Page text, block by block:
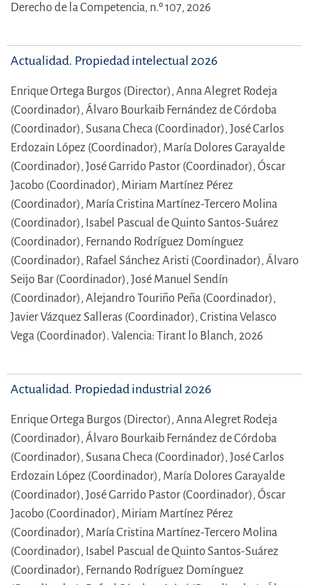
Derecho de la Competencia, n.º 107, 2026
Actualidad. Propiedad intelectual 2026
Enrique Ortega Burgos (Director), Anna Alegret Rodeja
(Coordinador), Álvaro Bourkaib Fernández de Córdoba
(Coordinador), Susana Checa (Coordinador), José Carlos
Erdozain López (Coordinador), María Dolores Garayalde
(Coordinador), José Garrido Pastor (Coordinador), Óscar
Jacobo (Coordinador), Miriam Martínez Pérez
(Coordinador), María Cristina Martínez-Tercero Molina
(Coordinador), Isabel Pascual de Quinto Santos-Suárez
(Coordinador), Fernando Rodríguez Domínguez
(Coordinador), Rafael Sánchez Aristi (Coordinador), Álvaro
Seijo Bar (Coordinador), José Manuel Sendín
(Coordinador), Alejandro Touriño Peña (Coordinador),
Javier Vázquez Salleras (Coordinador), Cristina Velasco
Vega (Coordinador). Valencia: Tirant lo Blanch, 2026
Actualidad. Propiedad industrial 2026
Enrique Ortega Burgos (Director), Anna Alegret Rodeja
(Coordinador), Álvaro Bourkaib Fernández de Córdoba
(Coordinador), Susana Checa (Coordinador), José Carlos
Erdozain López (Coordinador), María Dolores Garayalde
(Coordinador), José Garrido Pastor (Coordinador), Óscar
Jacobo (Coordinador), Miriam Martínez Pérez
(Coordinador), María Cristina Martínez-Tercero Molina
(Coordinador), Isabel Pascual de Quinto Santos-Suárez
(Coordinador), Fernando Rodríguez Domínguez